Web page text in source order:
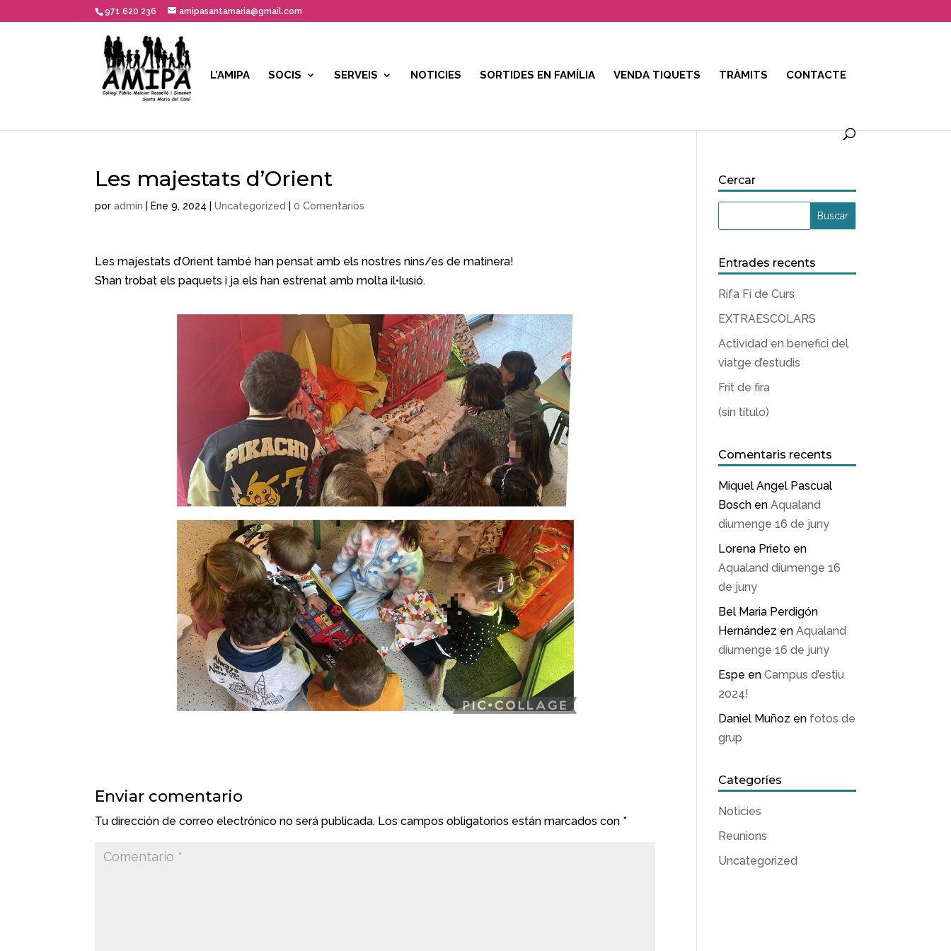
971 620 236 amipasantamaria@gmail.com
L’AMIPA SOCIS SERVEIS NOTICIES SORTIDES EN FAMÍLIA VENDA TIQUETS TRÀMITS CONTACTE
Les majestats d’Orient
poradmin Ene 9, 2024 |Uncategorized |0 Comentarios
Les majestats d’Orient també han pensat amb els nostres nins/es de matinera!
S’han trobat els paquets i ja els han estrenat amb molta il•lusió.
Enviar comentario
Tu dirección de correo electrónico no será publicada. Los campos obligatorios están marcados con *
Cercar
Entrades recents
Rifa Fi de Curs
EXTRAESCOLARS
Actividad en benefici del
viatge d’estudis
Frit de fira
(sin título)
Comentaris recents
Miquel Angel Pascual
Bosch enAqualand
diumenge 16 de juny
Lorena Prieto en
Aqualand diumenge 16
de juny
Bel Maria Perdigón
Hernández enAqualand
diumenge 16 de juny
Espe enCampus d’estiu
2024!
Daniel Muñoz en fotos de
grup
Categoríes
Noticies
Reunions
Uncategorized